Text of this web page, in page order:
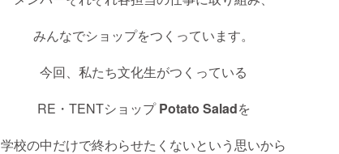
みんなでショップをつくっています。
今回、私たち文化生がつくっている
RE・TENTショップPotato Saladを
学校の中だけで終わらせたくないという思いから